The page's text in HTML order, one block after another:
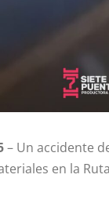
– Un accidente
en la